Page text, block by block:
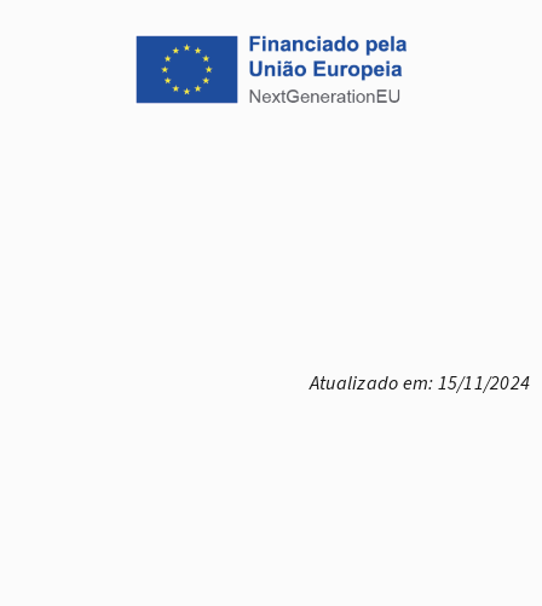
Atualizado em: 15/11/2024